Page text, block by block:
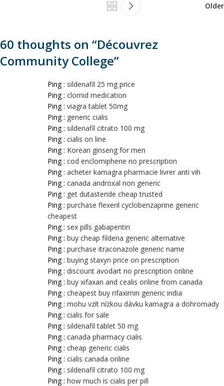
Older
60 thoughts on “Découvrez
Community College”
Ping : sildenafil 25 mg price
Ping : clomid medication
Ping : viagra tablet 50mg
Ping : generic cialis
Ping : sildenafil citrato 100 mg
Ping : cialis on line
Ping : Korean ginseng for men
Ping : cod enclomiphene no prescription
Ping : acheter kamagra pharmacie livrer anti vih
Ping : canada androxal non generic
Ping : get dutasteride cheap trusted
Ping : purchase flexeril cyclobenzaprine generic
cheapest
Ping : sex pills gabapentin
Ping : buy cheap fildena generic alternative
Ping : purchase itraconazole generic name
Ping : buying staxyn price on prescription
Ping : discount avodart no prescription online
Ping : buy xifaxan and cealis online from canada
Ping : cheapest buy rifaximin generic india
Ping : mohu vzít nízkou dávku kamagra a dohromady
Ping : cialis for sale
Ping : sildenafil tablet 50 mg
Ping : canada pharmacy cialis
Ping : cheap generic cialis
Ping : cialis canada online
Ping : sildenafil citrato 100 mg
Ping : how much is cialis per pill